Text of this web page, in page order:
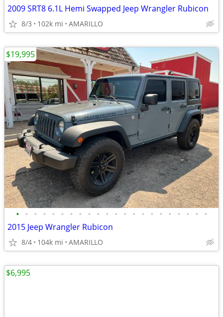
2009 SRT8 6.1L Hemi Swapped Jeep Wrangler Rubicon
8/3 102k mi AMARILLO
• • • • • • • • • • • • • • • • • • • • • •
2015 Jeep Wrangler Rubicon
8/4 104k mi AMARILLO
$19,995
$6,995